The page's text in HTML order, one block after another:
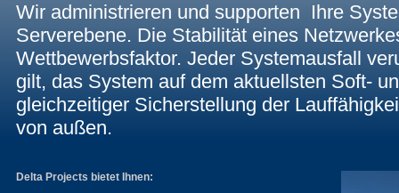
Wir administrieren und supporten Ihre
Serverebene. Die Stabilität eines
Wettbewerbsfaktor. Jeder Systemausfall
gilt, das System auf dem aktuellsten Soft-
gleichzeitiger Sicherstellung der
von außen.
Delta Projects bietet Ihnen: